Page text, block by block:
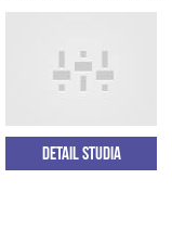
Detail studia